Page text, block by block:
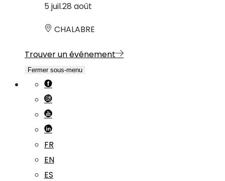
5 juil.28 août
CHALABRE
Trouver un événement
Fermer sous-menu
FR
EN
ES